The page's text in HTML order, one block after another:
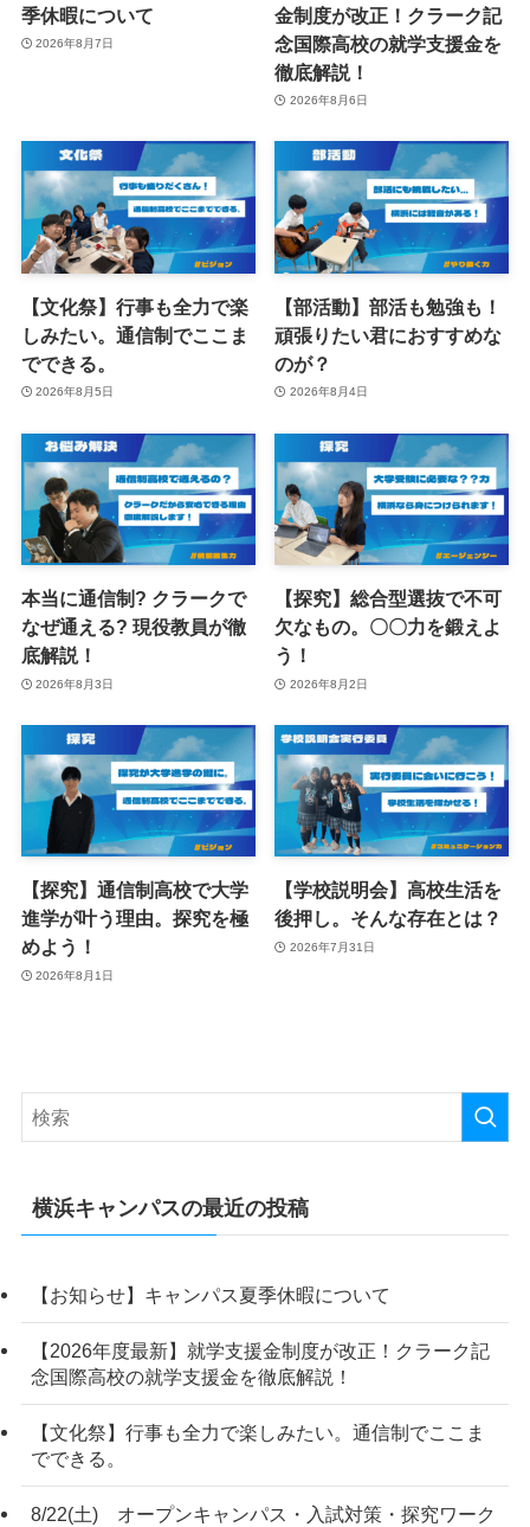
季休暇について
2026年8月7日
金制度が改正！クラーク記
念国際高校の就学支援金を
徹底解説！
2026年8月6日
【文化祭】行事も全力で楽
しみたい。通信制でここま
でできる。
2026年8月5日
【部活動】部活も勉強も！
頑張りたい君におすすめな
のが？
2026年8月4日
本当に通信制? クラークで
なぜ通える? 現役教員が徹
底解説！
2026年8月3日
【探究】総合型選抜で不可
欠なもの。〇〇力を鍛えよ
う！
2026年8月2日
【探究】通信制高校で大学
進学が叶う理由。探究を極
めよう！
2026年8月1日
【学校説明会】高校生活を
後押し。そんな存在とは？
2026年7月31日
横浜キャンパスの最近の投稿
【お知らせ】キャンパス夏季休暇について
【2026年度最新】就学支援金制度が改正！クラーク記
念国際高校の就学支援金を徹底解説！
【文化祭】行事も全力で楽しみたい。通信制でここま
でできる。
8/22(土) オープンキャンパス・入試対策・探究ワーク